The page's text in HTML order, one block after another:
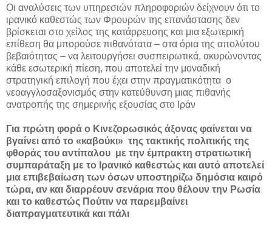
Οι αναλύσεις των υπηρεσιών πληροφοριών δείχνουν ότι το
ιρανικό καθεστώς των Φρουρών της επανάστασης δεν
βρίσκεται στο χείλος της κατάρρευσης και μια εξωτερική
επίθεση θα μπορούσε πιθανότατα – στα όρια της απολύτου
βεβαιότητας – να λειτουργήσει συσπειρωτικά, ακυρώνοντας
κάθε εσωτερική πίεση, που αποτελεί την μοναδική
στρατηγική επιλογή που έχει στην πραγματικότητα ο
νεοαγγλοσαξονισμός στην κατεύθυνση μιας πιθανής
ανατροπής της σημερινής εξουσίας στο Ιράν
Για πρώτη φορά ο Κινεζορωσικός άξονας φαίνεται να
βγαίνει από το «καβούκι» της τακτικής πολιτικής της
φθοράς του αντίπαλου με την έμπρακτη στρατιωτική
συμπαράταξη με το Ιρανικό καθεστώς και αυτό αποτελεί
μια επιβεβαίωση των όσων υποστηρίζω δημόσια καιρό
τώρα, αν και διαρρέουν σενάρια που θέλουν την Ρωσία
και το καθεστώς Πούτιν να παρεμβαίνει
διαπραγματευτικά και πάλι